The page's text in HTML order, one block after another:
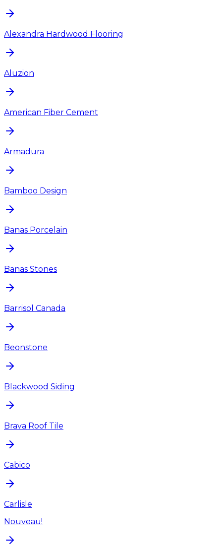
Alexandra Hardwood Flooring
Aluzion
American Fiber Cement
Armadura
Bamboo Design
Banas Porcelain
Banas Stones
Barrisol Canada
Beonstone
Blackwood Siding
Brava Roof Tile
Cabico
Carlisle
Nouveau!